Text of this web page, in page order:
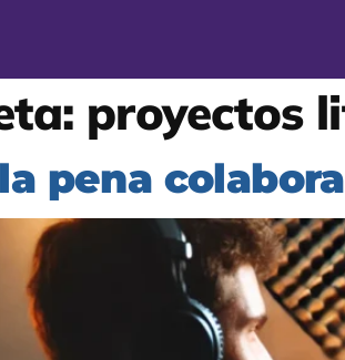
proyectos
pena